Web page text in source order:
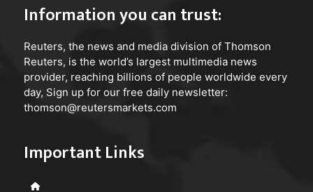
Information you can trust:
Reuters, the news and media division of Thomson
Reuters, is the world’s largest multimedia news
provider, reaching billions of people worldwide every
day, Sign up for our free daily newsletter:
thomson@reutersmarkets.com
Important Links